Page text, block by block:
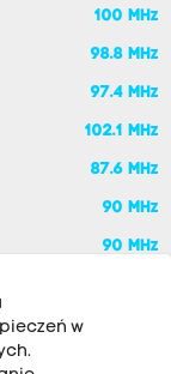
100 MHz
98.8 MHz
97.4 MHz
102.1 MHz
87.6 MHz
90 MHz
90 MHz
w